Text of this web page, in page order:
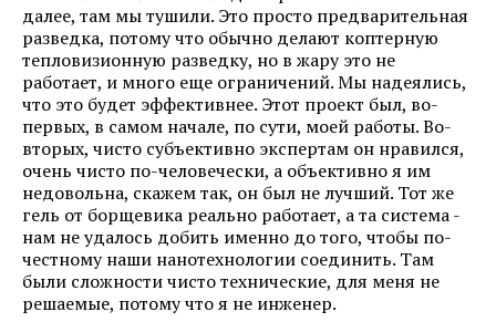
далее, там мы тушили. Это просто предварительная
разведка, потому что обычно делают коптерную
тепловизионную разведку, но в жару это не
работает, и много еще ограничений. Мы надеялись,
что это будет эффективнее. Этот проект был, во-
первых, в самом начале, по сути, моей работы. Во-
вторых, чисто субъективно экспертам он нравился,
очень чисто по-человечески, а объективно я им
недовольна, скажем так, он был не лучший. Тот же
гель от борщевика реально работает, а та система -
нам не удалось добить именно до того, чтобы по-
честному наши нанотехнологии соединить. Там
были сложности чисто технические, для меня не
решаемые, потому что я не инженер.